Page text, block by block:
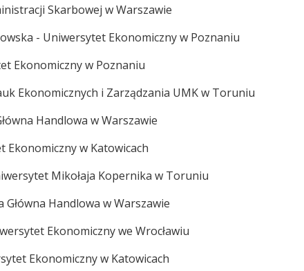
Skarbowej w Warszawie
- Uniwersytet Ekonomiczny w Poznaniu
Ekonomiczny w Poznaniu
Ekonomicznych i Zarządzania UMK w Toruniu
Handlowa w Warszawie
Ekonomiczny w Katowicach
Mikołaja Kopernika w Toruniu
Główna Handlowa w Warszawie
Ekonomiczny we Wrocławiu
Ekonomiczny w Katowicach